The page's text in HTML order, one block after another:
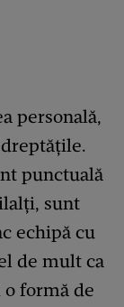
personală,
punctuală
sunt
echipă cu
de mult ca
o formă de